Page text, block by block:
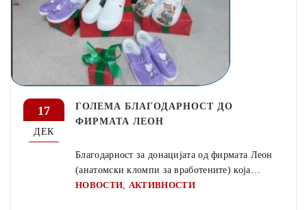
17
ДЕК
ГОЛЕМА БЛАГОДАРНОСТ ДО
ФИРМАТА ЛЕОН
Благодарност за донацијата од фирмата Леон
(анатомски кломпи за вработените) која…
НОВОСТИ АКТИВНОСТИ